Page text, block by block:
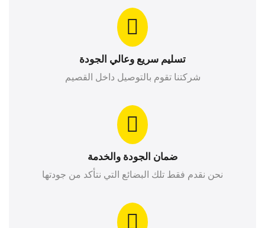
تسليم سريع وعالي الجودة
شركتنا تقوم بالتوصيل داخل القصيم
ضمان الجودة والخدمة
نحن نقدم فقط تلك البضائع التي نتأكد من جودتها